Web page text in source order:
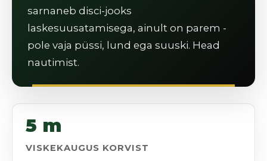
sarnaneb disci-jooks
laskesuusatamisega, ainult on parem -
pole vaja püssi, lund ega suuski. Head
nautimist.
5 m
VISKEKAUGUS KORVIST